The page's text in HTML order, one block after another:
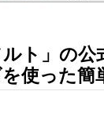
ルト」の
使った